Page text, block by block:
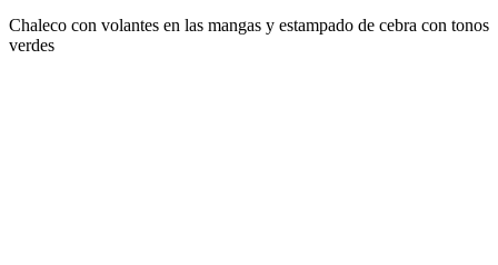
Chaleco con volantes en las mangas y estampado de cebra con tonos
verdes